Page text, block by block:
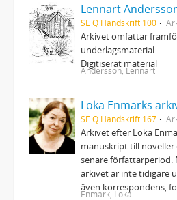
Lennart
SE Q Handskrift 100
Arkivet omfattar
underlagsmaterial
Digitiserat material
Andersson, Lennart
Loka Enmarks
SE Q Handskrift 167
Arkivet efter Loka
manuskript till
senare författarperiod.
arkivet är inte tidigare
även korrespondens,
Enmark, Loka